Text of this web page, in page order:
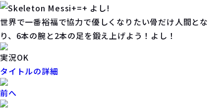
世界で一番裕福で協力で優しくなりたい骨だけ人間とな
り、6本の腕と2本の足を鍛え上げよう！よし！
実況OK
タイトルの詳細
前へ